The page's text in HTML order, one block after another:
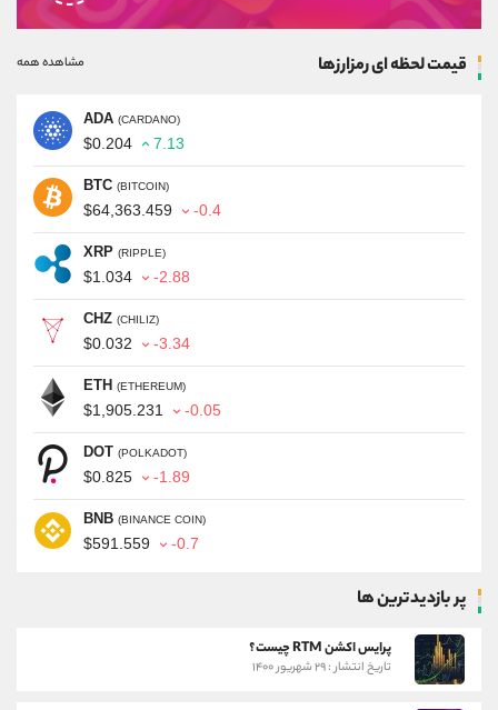
قیمت لحظه ای رمزارزها مشاهده همه
ADA (CARDANO)
$0.204 7.13
BTC (BITCOIN)
$64,363.459 -0.4
XRP (RIPPLE)
$1.034 -2.88
CHZ (CHILIZ)
$0.032 -3.34
ETH (ETHEREUM)
$1,905.231 -0.05
DOT (POLKADOT)
$0.825 -1.89
BNB (BINANCE COIN)
$591.559 -0.7
پر بازدیدترین ها
پرایس اکشن RTM چیست؟
تاریخ انتشار : ۲۹ شهریور ۱۴۰۰